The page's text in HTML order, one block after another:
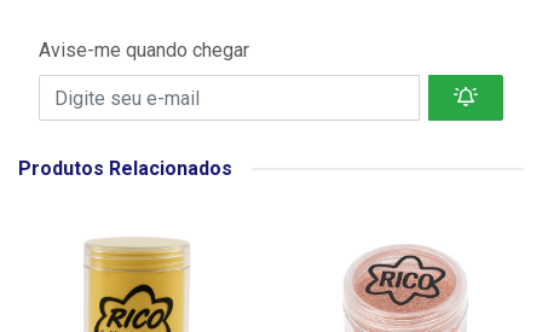
Avise-me quando chegar
Produtos Relacionados